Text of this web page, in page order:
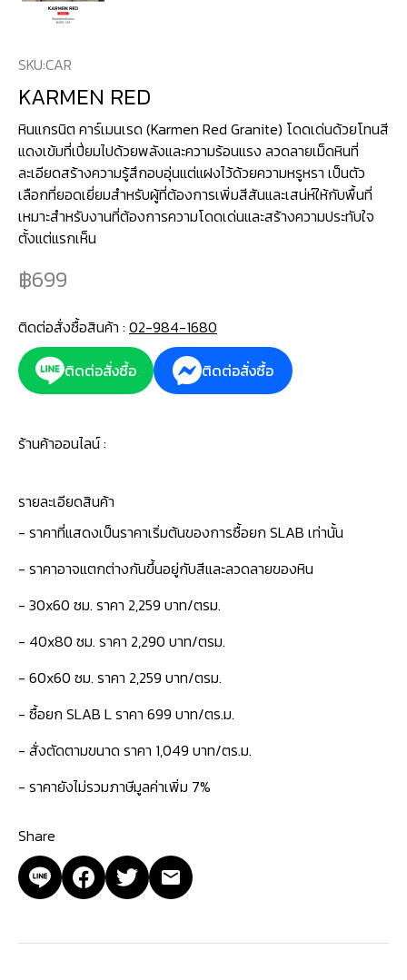
SKU:CAR
KARMEN RED
หินแกรนิต คาร์เมนเรด (Karmen Red Granite) โดดเด่นด้วยโทนสี
แดงเข้มที่เปี่ยมไปด้วยพลังและความร้อนแรง ลวดลายเม็ดหินที่
ละเอียดสร้างความรู้สึกอบอุ่นแต่แฝงไว้ด้วยความหรูหรา เป็นตัว
เลือกที่ยอดเยี่ยมสำหรับผู้ที่ต้องการเพิ่มสีสันและเสน่ห์ให้กับพื้นที่
เหมาะสำหรับงานที่ต้องการความโดดเด่นและสร้างความประทับใจ
ตั้งแต่แรกเห็น
699
ติดต่อสั่งซื้อสินค้า : 02-984-1680
ติดต่อสั่งซื้อ
ติดต่อสั่งซื้อ
ร้านค้าออนไลน์ :
รายละเอียดสินค้า
- ราคาที่แสดงเป็นราคาเริ่มต้นของการซื้อยก SLAB เท่านั้น
- ราคาอาจแตกต่างกันขึ้นอยู่กับสีและลวดลายของหิน
- 30x60 ซม. ราคา 2,259 บาท/ตรม.
- 40x80 ซม. ราคา 2,290 บาท/ตรม.
- 60x60 ซม. ราคา 2,259 บาท/ตรม.
- ซื้อยก SLAB L ราคา 699 บาท/ตร.ม.
- สั่งตัดตามขนาด ราคา 1,049 บาท/ตร.ม.
- ราคายังไม่รวมภาษีมูลค่าเพิ่ม 7%
Share